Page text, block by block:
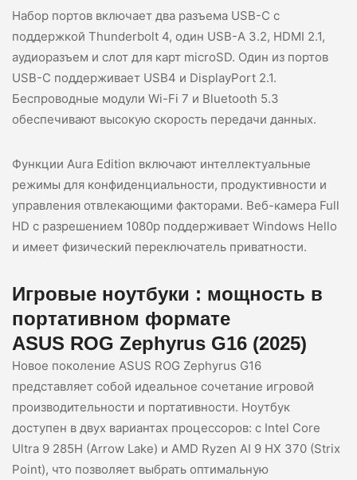
Набор портов включает два разъема USB-C с
поддержкой Thunderbolt 4, один USB-A 3.2, HDMI 2.1,
аудиоразъем и слот для карт microSD. Один из портов
USB-C поддерживает USB4 и DisplayPort 2.1.
Беспроводные модули Wi-Fi 7 и Bluetooth 5.3
обеспечивают высокую скорость передачи данных.
Функции Aura Edition включают интеллектуальные
режимы для конфиденциальности, продуктивности и
управления отвлекающими факторами. Веб-камера Full
HD с разрешением 1080p поддерживает Windows Hello
и имеет физический переключатель приватности.
Игровые ноутбуки : мощность в
портативном формате
ASUS ROG Zephyrus G16 (2025)
Новое поколение ASUS ROG Zephyrus G16
представляет собой идеальное сочетание игровой
производительности и портативности. Ноутбук
доступен в двух вариантах процессоров: с Intel Core
Ultra 9 285H (Arrow Lake) и AMD Ryzen AI 9 HX 370 (Strix
Point), что позволяет выбрать оптимальную